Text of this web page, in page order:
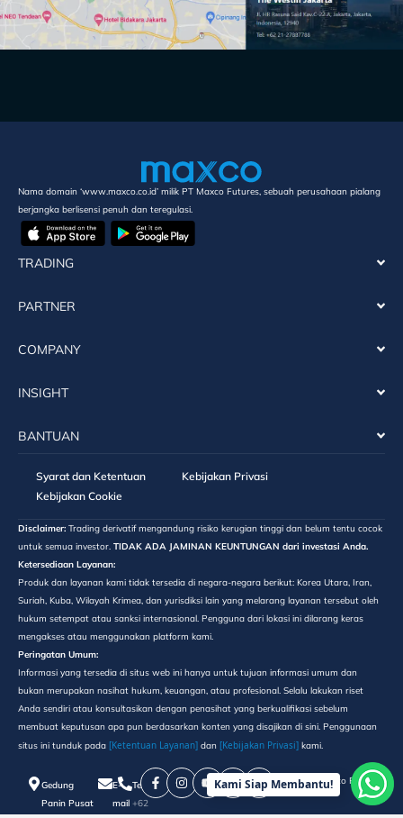
Nama domain ‘www.maxco.co.id’ milik PT Maxco Futures, sebuah perusahaan pialang
berjangka berlisensi penuh dan teregulasi.
TRADING
PARTNER
COMPANY
INSIGHT
BANTUAN
Syarat dan Ketentuan
Kebijakan Privasi
Kebijakan Cookie
Disclaimer: Trading derivatif mengandung risiko kerugian tinggi dan belum tentu cocok
untuk semua investor. TIDAK ADA JAMINAN KEUNTUNGAN dari investasi Anda.
Ketersediaan Layanan:
Produk dan layanan kami tidak tersedia di negara-negara berikut: Korea Utara, Iran,
Suriah, Kuba, Wilayah Krimea, dan yurisdiksi lain yang melarang layanan tersebut oleh
hukum setempat atau sanksi internasional. Pengguna dari lokasi ini dilarang keras
mengakses atau menggunakan platform kami.
Peringatan Umum:
Informasi yang tersedia di situs web ini hanya untuk tujuan informasi umum dan
bukan merupakan nasihat hukum, keuangan, atau profesional. Selalu lakukan riset
Anda sendiri atau konsultasikan dengan penasihat yang berkualifikasi sebelum
membuat keputusan apa pun berdasarkan konten yang disajikan di sini. Penggunaan
situs ini tunduk pada [Ketentuan Layanan] dan [Kebijakan Privasi] kami.
Gedung
Panin Pusat
E-
mail
Telepon
+62
©️ 2025 PT Maxco Futures
Kami Siap Membantu!